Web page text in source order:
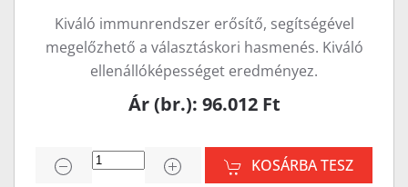
Kiváló immunrendszer erősítő, segítségével
megelőzhető a választáskori hasmenés. Kiváló
ellenállóképességet eredményez.
Ár (br.): 96.012 Ft
KOSÁRBA TESZ